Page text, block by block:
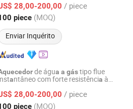
28,00-200,00 / piece
piece (MOQ)
Enviar Inquérito
Desde 2025
de água a gástipo flue
antâneo com forte resistência à
28,00-200,00 / piece
piece (MOQ)
Co., Ltd.
Desde 2025